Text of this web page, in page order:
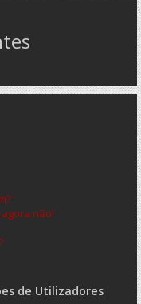
não!
de Utilizadores